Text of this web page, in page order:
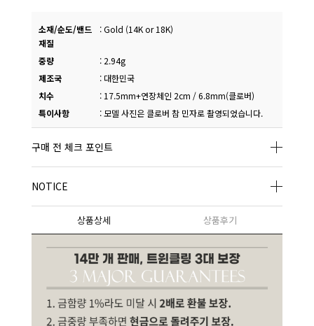
소재/순도/밴드
재질
:Gold (14K or 18K)
중량 : 2.94g
제조국
: 대한민국
치수
: 17.5mm+연장체인 2cm / 6.8mm(클로버)
특이사항
:모델 사진은 클로버 참 민자로 촬영되었습니다.
구매 전 체크 포인트
NOTICE
상품상세 상품후기